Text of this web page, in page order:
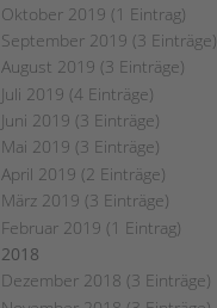
Oktober 2019 (1 Eintrag)
September 2019 (3 Einträge)
August 2019 (3 Einträge)
Juli 2019 (4 Einträge)
Juni 2019 (3 Einträge)
Mai 2019 (3 Einträge)
April 2019 (2 Einträge)
März 2019 (3 Einträge)
Februar 2019 (1 Eintrag)
2018
Dezember 2018 (3 Einträge)